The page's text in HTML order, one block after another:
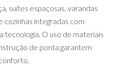
suítes espaçosas, varandas
cozinhas integradas com
O uso de materiais
de ponta garantem